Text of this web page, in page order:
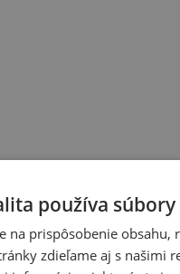
používa súbory
na prispôsobenie
zdieľame aj s